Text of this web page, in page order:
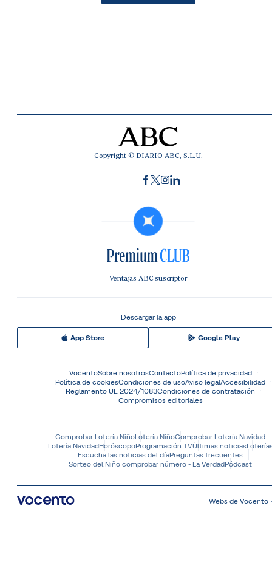
Copyright © DIARIO ABC, S.L.U.
Ventajas ABC suscriptor
Descargar la app
App Store Google Play
VocentoSobre nosotrosContactoPolítica de privacidad
Política de cookiesCondiciones de usoAviso legalAccesibilidad
Reglamento UE 2024/1083Condiciones de contratación
Compromisos editoriales
Comprobar Lotería NiñoLotería NiñoComprobar Lotería Navidad
Lotería NavidadHoróscopoProgramación TVÚltimas noticias
Escucha las noticias del díaPreguntas frecuentes
Sorteo del Niño comprobar número - La VerdadPódcast
Webs de Vocento